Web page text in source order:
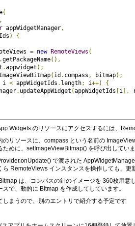
(
,
appWidgetManager,
)
{
= new RemoteViews (
.getPackageName(),
.appwidget );
( id . compass , bitmap);
i < appWidgetIds . length; i++)
{
. updateAppWidget (appWidgetIds i ],
Widgets のリソースにアクセスするには、
のリソースに、compass という名前の
ために、setImageViewBitmap() を呼び出してい
で渡された
ら RemoteViews インスタンスを操作しても、更
は、コンパスの針のイメージを 360枚用意
で、動的に Bitmap を作成してしています。
まうので、別のエントリで紹介する予定です